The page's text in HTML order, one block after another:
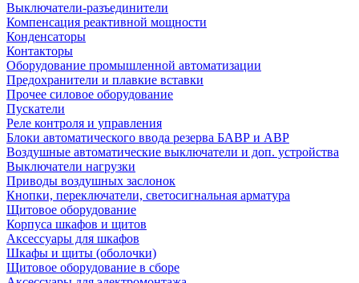
Выключатели-разъединители
Компенсация реактивной мощности
Конденсаторы
Контакторы
Оборудование промышленной автоматизации
Предохранители и плавкие вставки
Прочее силовое оборудование
Пускатели
Реле контроля и управления
Блоки автоматического ввода резерва БАВР и АВР
Воздушные автоматические выключатели и доп. устройства
Выключатели нагрузки
Приводы воздушных заслонок
Кнопки, переключатели, светосигнальная арматура
Щитовое оборудование
Корпуса шкафов и щитов
Аксессуары для шкафов
Шкафы и щиты (оболочки)
Щитовое оборудование в сборе